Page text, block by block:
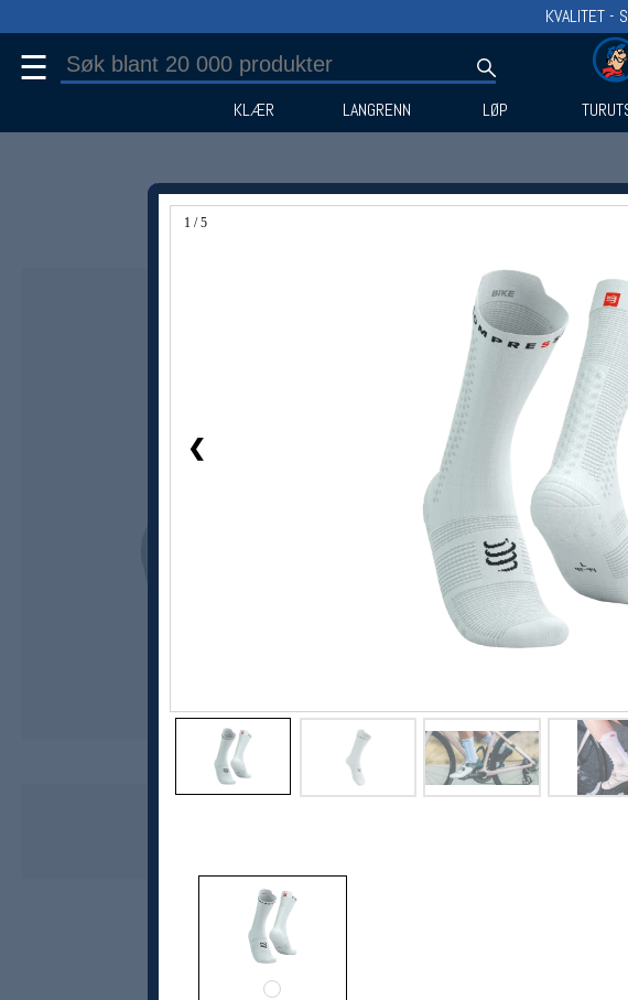
1 / 5
❮
KVALITET -
☰
KLÆR LANGRENN LØP
Compressport